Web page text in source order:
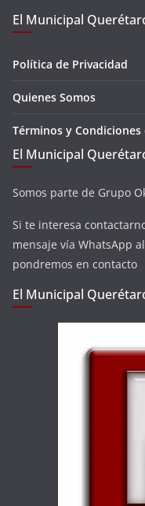
El Municipal
Política de Privacidad
Quienes Somos
Términos y Condiciones
El Municipal
Somos parte de Grupo
Si te interesa
mensaje vía WhatsApp
pondremos en contacto
El Municipal